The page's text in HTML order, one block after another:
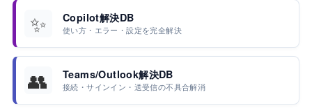
✨ Copilot解決DB
使い方・エラー・設定を完全解決
👥 Teams/Outlook解決DB
接続・サインイン・送受信の不具合解消